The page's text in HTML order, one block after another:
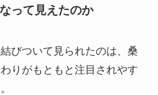
って見えたのか
びついて見られたのは、桑
りがもともと注目されやす